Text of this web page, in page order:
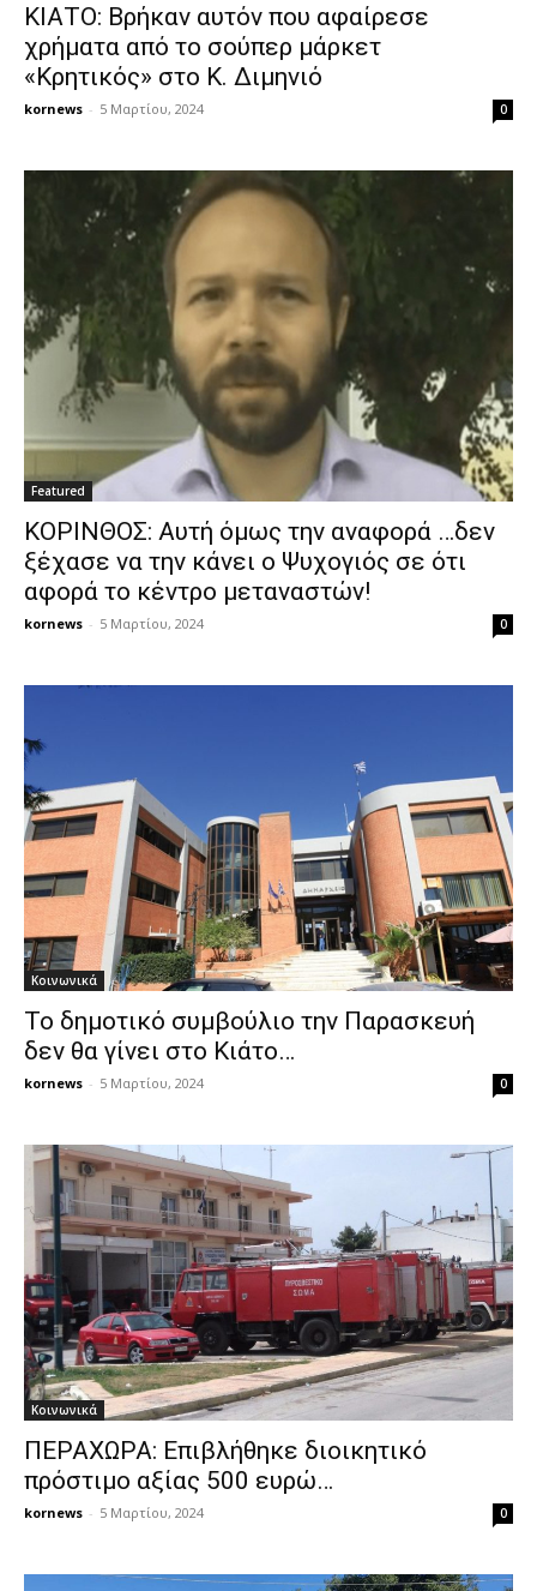
ΚΙΑΤΟ: Βρήκαν αυτόν που αφαίρεσε
χρήματα από το σούπερ μάρκετ
«Κρητικός» στο Κ. Διμηνιό
kornews - 5 Μαρτίου, 2024 0
Featured
ΚΟΡΙΝΘΟΣ: Αυτή όμως την αναφορά …δεν
ξέχασε να την κάνει ο Ψυχογιός σε ότι
αφορά το κέντρο μεταναστών!
kornews - 5 Μαρτίου, 2024 0
Κοινωνικά
Το δημοτικό συμβούλιο την Παρασκευή
δεν θα γίνει στο Κιάτο…
kornews - 5 Μαρτίου, 2024 0
Κοινωνικά
ΠΕΡΑΧΩΡΑ: Επιβλήθηκε διοικητικό
πρόστιμο αξίας 500 ευρώ…
kornews - 5 Μαρτίου, 2024 0